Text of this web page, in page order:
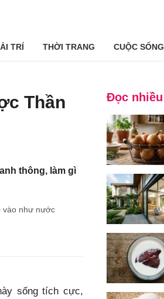
TRÍ THỜI TRANG CUỘC SỐNG
Thần
thông, làm gì
vào như nước
sống tích cực,
Đọc nhiều